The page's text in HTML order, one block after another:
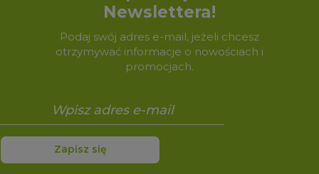
Newslettera!
Podaj swój adres e-mail, jeżeli chcesz
otrzymywać informacje o nowościach i
promocjach.
Zapisz się